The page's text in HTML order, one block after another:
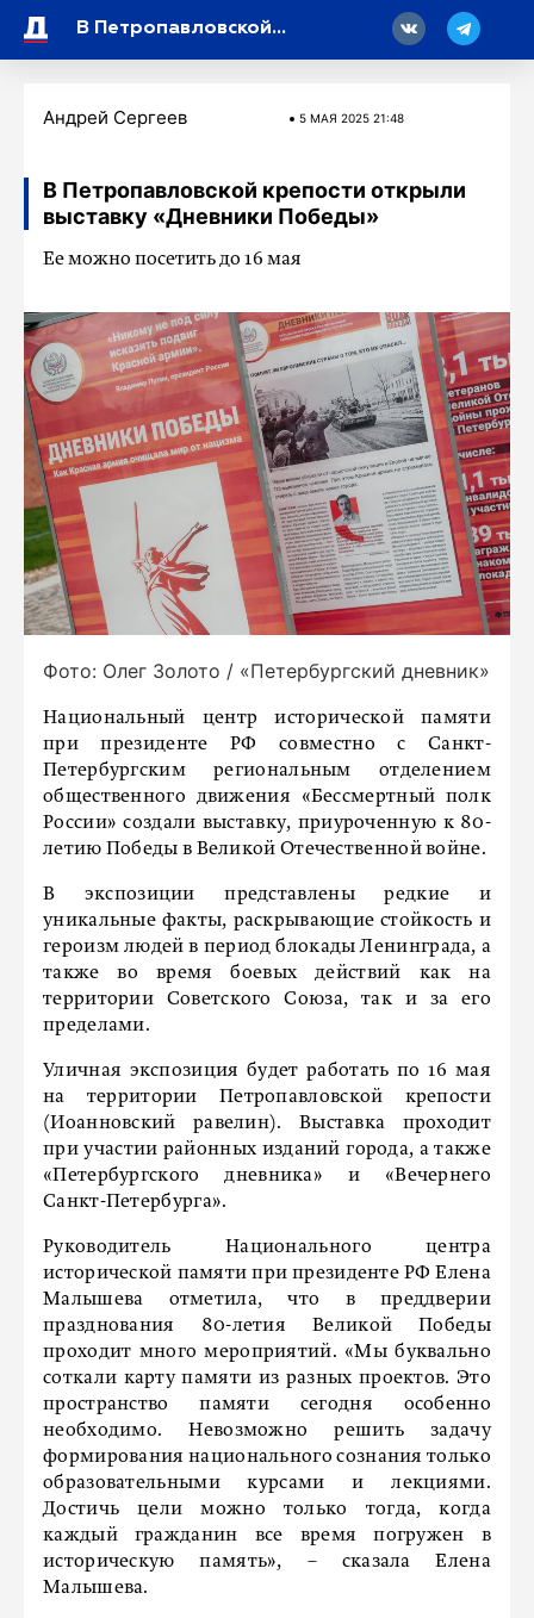
В Петропавловской крепости открыли выставку «Дневники Победы»
Андрей Сергеев 5 МАЯ 2025 21:48
В Петропавловской крепости открыли
выставку «Дневники Победы»
Ее можно посетить до 16 мая
Фото: Олег Золото / «Петербургский дневник»
Национальный центр исторической памяти
при президенте РФ совместно с Санкт-
Петербургским региональным отделением
общественного движения «Бессмертный полк
России» создали выставку, приуроченную к 80-
летию Победы в Великой Отечественной войне.
В экспозиции представлены редкие и
уникальные факты, раскрывающие стойкость и
героизм людей в период блокады Ленинграда, а
также во время боевых действий как на
территории Советского Союза, так и за его
пределами.
Уличная экспозиция будет работать по 16 мая
на территории Петропавловской крепости
(Иоанновский равелин). Выставка проходит
при участии районных изданий города, а также
«Петербургского дневника» и «Вечернего
Санкт-Петербурга».
Руководитель Национального центра
исторической памяти при президенте РФ Елена
Малышева отметила, что в преддверии
празднования 80-летия Великой Победы
проходит много мероприятий. «Мы буквально
соткали карту памяти из разных проектов. Это
пространство памяти сегодня особенно
необходимо. Невозможно решить задачу
формирования национального сознания только
образовательными курсами и лекциями.
Достичь цели можно только тогда, когда
каждый гражданин все время погружен в
историческую память», – сказала Елена
Малышева.